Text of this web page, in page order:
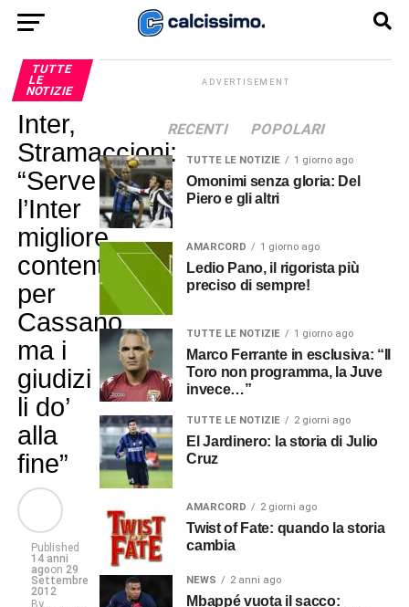
TUTTE
LE
NOTIZIE
Inter,
Stramaccioni:
“Serve
l’Inter
migliore,
contento
per
Cassano
ma i
giudizi
li do’
alla
fine”
Published
14 anni
agoon 29
Settembre
2012
By
ADVERTISEMENT
RECENTI POPOLARI
TUTTE LE NOTIZIE 1 giorno ago
Omonimi senza gloria: Del
Piero e gli altri
AMARCORD 1 giorno ago
Ledio Pano, il rigorista più
preciso di sempre!
TUTTE LE NOTIZIE 1 giorno ago
Marco Ferrante in esclusiva: “Il
Toro non programma, la Juve
invece…”
TUTTE LE NOTIZIE 2 giorni ago
El Jardinero: la storia di Julio
Cruz
AMARCORD 2 giorni ago
Twist of Fate: quando la storia
cambia
NEWS 2 anni ago
Mbappé vuota il sacco: